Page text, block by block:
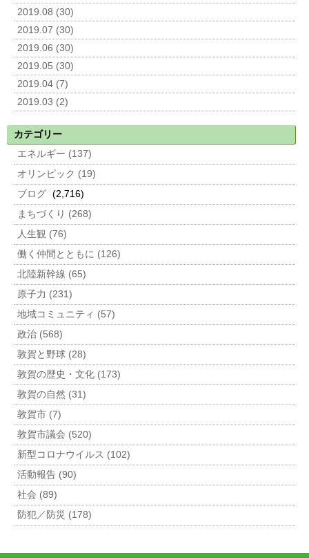
2019.08 (30)
2019.07 (30)
2019.06 (30)
2019.05 (30)
2019.04 (7)
2019.03 (2)
カテゴリー
エネルギー (137)
オリンピック (19)
ブログ (2,716)
まちづくり (268)
人生観 (76)
働く仲間とともに (126)
北陸新幹線 (65)
原子力 (231)
地域コミュニティ (57)
政治 (568)
敦賀と野球 (28)
敦賀の歴史・文化 (173)
敦賀の自然 (31)
敦賀市 (7)
敦賀市議会 (520)
新型コロナウイルス (102)
活動報告 (90)
社会 (89)
防犯／防災 (178)